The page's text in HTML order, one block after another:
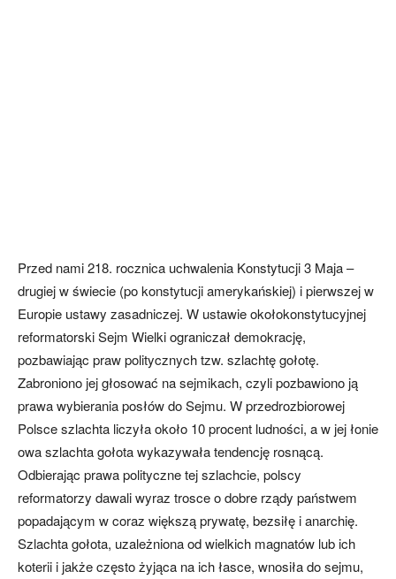
Przed nami 218. rocznica uchwalenia Konstytucji 3 Maja –
drugiej w świecie (po konstytucji amerykańskiej) i pierwszej w
Europie ustawy zasadniczej. W ustawie okołokonstytucyjnej
reformatorski Sejm Wielki ograniczał demokrację,
pozbawiając praw politycznych tzw. szlachtę gołotę.
Zabroniono jej głosować na sejmikach, czyli pozbawiono ją
prawa wybierania posłów do Sejmu. W przedrozbiorowej
Polsce szlachta liczyła około 10 procent ludności, a w jej łonie
owa szlachta gołota wykazywała tendencję rosnącą.
Odbierając prawa polityczne tej szlachcie, polscy
reformatorzy dawali wyraz trosce o dobre rządy państwem
popadającym w coraz większą prywatę, bezsiłę i anarchię.
Szlachta gołota, uzależniona od wielkich magnatów lub ich
koterii i jakże często żyjąca na ich łasce, wnosiła do sejmu,